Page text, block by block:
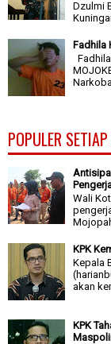
Dzulmi
Fadhila
POPULER
Wali
KPK
Kepala
akan
KPK